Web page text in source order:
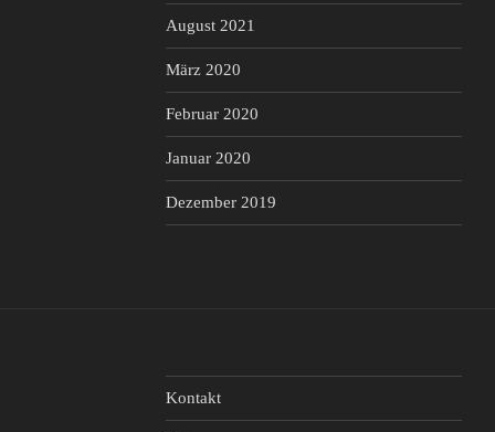
August 2021
März 2020
Februar 2020
Januar 2020
Dezember 2019
Kontakt